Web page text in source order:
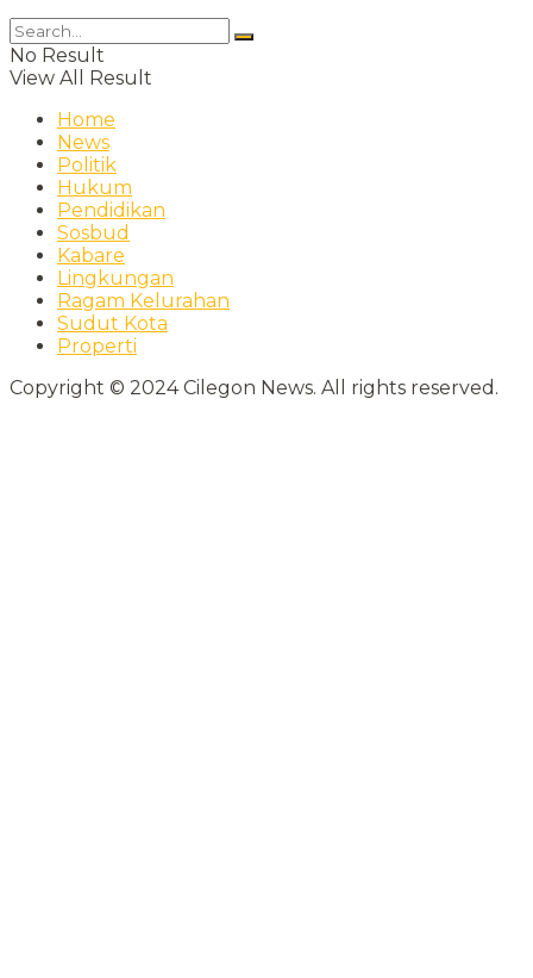
No Result
View All Result
Home
News
Politik
Hukum
Pendidikan
Sosbud
Kabare
Lingkungan
Ragam Kelurahan
Sudut Kota
Properti
Copyright © 2024 Cilegon News. All rights reserved.